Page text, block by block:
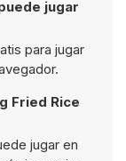
jugar
para jugar
Fried Rice
jugar en